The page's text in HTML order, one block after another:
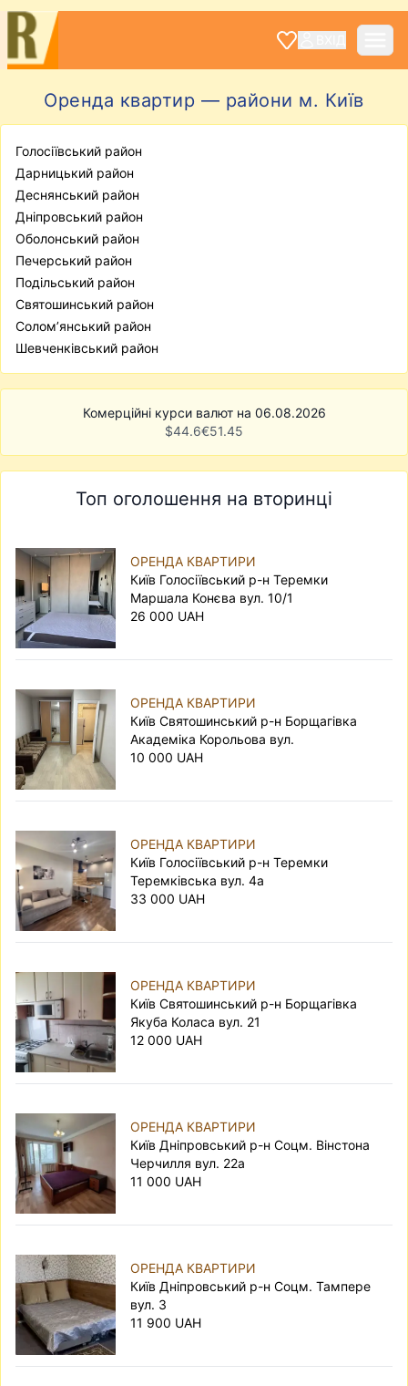
Оренда квартир — райони м. Київ
Голосіївський район
Дарницький район
Деснянський район
Дніпровський район
Оболонський район
Печерський район
Подільський район
Святошинський район
Солом’янський район
Шевченківський район
Комерційні курси валют на 06.08.2026
$44.6€51.45
Топ оголошення на вторинці
ОРЕНДА КВАРТИРИ
Київ Голосіївський р-н Теремки
Маршала Конєва вул. 10/1
26 000 UAH
ОРЕНДА КВАРТИРИ
Київ Святошинський р-н Борщагівка
Академіка Корольова вул.
10 000 UAH
ОРЕНДА КВАРТИРИ
Київ Голосіївський р-н Теремки
Теремківська вул. 4а
33 000 UAH
ОРЕНДА КВАРТИРИ
Київ Святошинський р-н Борщагівка
Якуба Коласа вул. 21
12 000 UAH
ОРЕНДА КВАРТИРИ
Київ Дніпровський р-н Соцм. Вінстона
Черчилля вул. 22а
11 000 UAH
ОРЕНДА КВАРТИРИ
Київ Дніпровський р-н Соцм. Тампере
вул. 3
11 900 UAH